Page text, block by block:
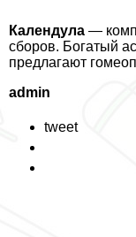
Календула —
сборов. Богатый
предлагают
admin
tweet